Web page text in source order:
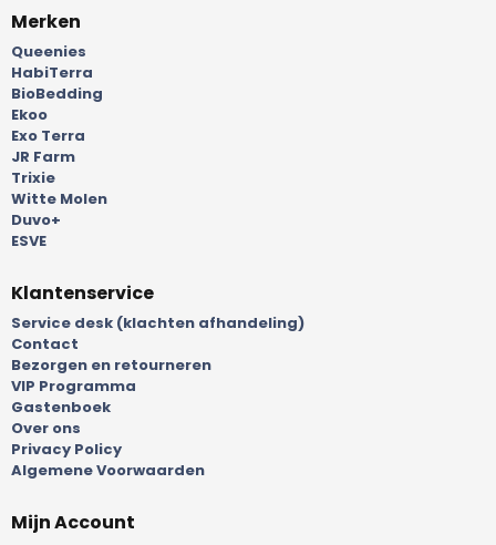
Merken
Queenies
HabiTerra
BioBedding
Ekoo
Exo Terra
JR Farm
Trixie
Witte Molen
Duvo+
ESVE
Klantenservice
Service desk (klachten afhandeling)
Contact
Bezorgen en retourneren
VIP Programma
Gastenboek
Over ons
Privacy Policy
Algemene Voorwaarden
Mijn Account